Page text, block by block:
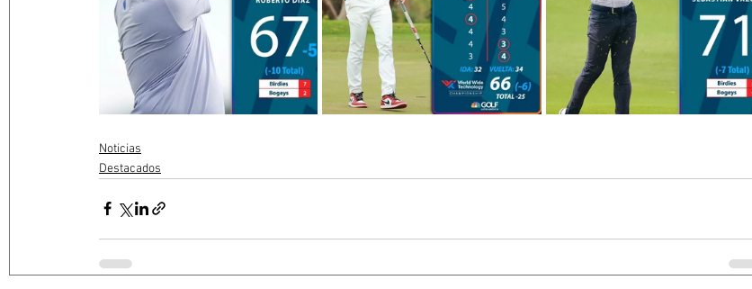
Noticias
Destacados